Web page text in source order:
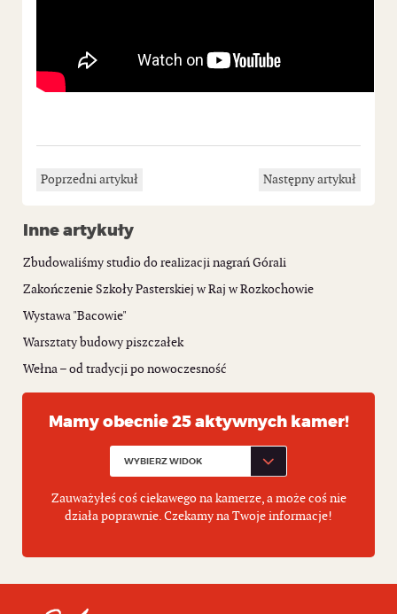
Poprzedni artykuł Następny artykuł
Inne artykuły
Zbudowaliśmy studio do realizacji nagrań Górali
Zakończenie Szkoły Pasterskiej w Raj w Rozkochowie
Wystawa "Bacowie"
Warsztaty budowy piszczałek
Wełna – od tradycji po nowoczesność
Mamy obecnie 25 aktywnych kamer!
Zauważyłeś coś ciekawego na kamerze, a może coś nie
działa poprawnie. Czekamy na Twoje informacje!